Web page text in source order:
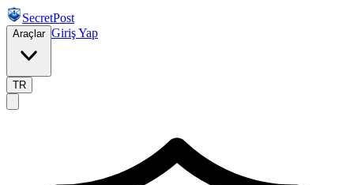
SecretPost
Araçlar Giriş Yap
TR